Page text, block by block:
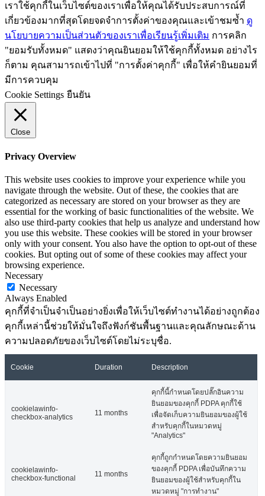
เราใช้คุกกี้ในเว็บไซต์ของเราเพื่อให้คุณได้รับประสบการณ์ที่
เกี่ยวข้องมากที่สุดโดยจดจำการตั้งค่าของคุณและเข้าชมซ้ำ ดู
นโยบายความเป็นส่วนตัวของเราเพื่อเรียนรู้เพิ่มเติม การคลิก
"ยอมรับทั้งหมด" แสดงว่าคุณยินยอมให้ใช้คุกกี้ทั้งหมด อย่างไร
ก็ตาม คุณสามารถเข้าไปที่ "การตั้งค่าคุกกี้" เพื่อให้คำยินยอมที่
มีการควบคุม
Cookie Settings ยืนยัน
Close
Privacy Overview
This website uses cookies to improve your experience while you
navigate through the website. Out of these, the cookies that are
categorized as necessary are stored on your browser as they are
essential for the working of basic functionalities of the website. We
also use third-party cookies that help us analyze and understand how
you use this website. These cookies will be stored in your browser
only with your consent. You also have the option to opt-out of these
cookies. But opting out of some of these cookies may affect your
browsing experience.
Necessary
Necessary
Always Enabled
คุกกี้ที่จำเป็นจำเป็นอย่างยิ่งเพื่อให้เว็บไซต์ทำงานได้อย่างถูกต้อง
คุกกี้เหล่านี้ช่วยให้มั่นใจถึงฟังก์ชันพื้นฐานและคุณลักษณะด้าน
ความปลอดภัยของเว็บไซต์โดยไม่ระบุชื่อ.
Cookie Duration Description
cookielawinfo-
checkbox-analytics
11 months
คุกกี้นี้กำหนดโดยปลั๊กอินความ
ยินยอมของคุกกี้ PDPA คุกกี้ใช้
เพื่อจัดเก็บความยินยอมของผู้ใช้
สำหรับคุกกี้ในหมวดหมู่
"Analytics"
cookielawinfo-
checkbox-functional
11 months
คุกกี้ถูกกำหนดโดยความยินยอม
ของคุกกี้ PDPA เพื่อบันทึกความ
ยินยอมของผู้ใช้สำหรับคุกกี้ใน
หมวดหมู่ "การทำงาน"